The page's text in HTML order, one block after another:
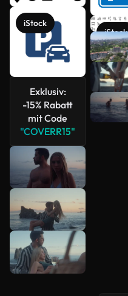
iStock
Exklusiv:
-15% Rabatt
mit Code
"COVERR15"
iStock